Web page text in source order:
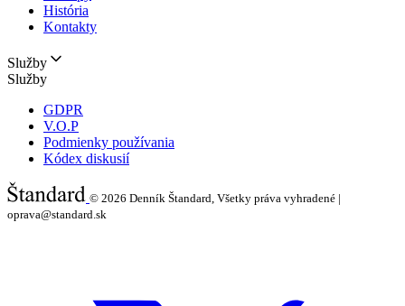
História
Kontakty
Služby
Služby
GDPR
V.O.P
Podmienky používania
Kódex diskusií
© 2026 Denník Štandard, Všetky práva vyhradené |
oprava@standard.sk